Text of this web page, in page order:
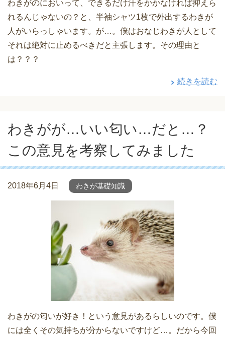
わきがのにおいって、できるだけ汗をかかなければ抑えら
れるんじゃないの？と、半袖シャツ1枚で外出するわきが
人がいらっしゃいます。が…。僕はおなじわきが人として
それは絶対に止めるべきだと主張します。その理由と
は？？？
続きを読む
わきがが…いい匂い…だと…？
この意見を考察してみました
2018年6月4日 わきが基礎知識
わきがの匂いが好き！という意見があるらしいのです。僕
には全くその気持ちが分からないですけど…。だから今回